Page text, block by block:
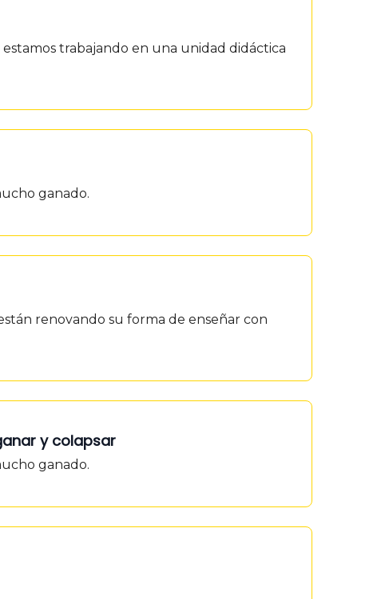
trabajando en una unidad didáctica
ganado.
renovando su forma de enseñar con
y colapsar
ganado.